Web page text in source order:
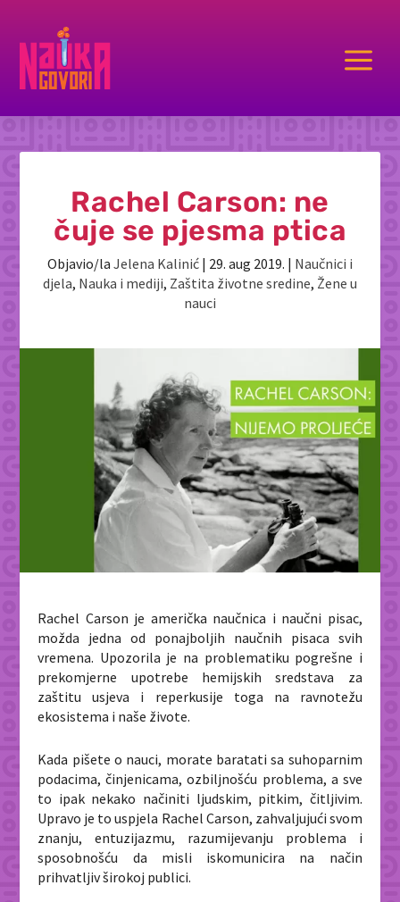
a
Rachel Carson: ne
čuje se pjesma ptica
Objavio/la Jelena Kalinić | 29. aug 2019. | Naučnici i
djela, Nauka i mediji, Zaštita životne sredine, Žene u
nauci
Rachel Carson je američka naučnica i naučni pisac,
možda jedna od ponajboljih naučnih pisaca svih
vremena. Upozorila je na problematiku pogrešne i
prekomjerne upotrebe hemijskih sredstava za
zaštitu usjeva i reperkusije toga na ravnotežu
ekosistema i naše živote.
Kada pišete o nauci, morate baratati sa suhoparnim
podacima, činjenicama, ozbiljnošću problema, a sve
to ipak nekako načiniti ljudskim, pitkim, čitljivim.
Upravo je to uspjela Rachel Carson, zahvaljujući svom
znanju, entuzijazmu, razumijevanju problema i
sposobnošću da misli iskomunicira na način
prihvatljiv širokoj publici.